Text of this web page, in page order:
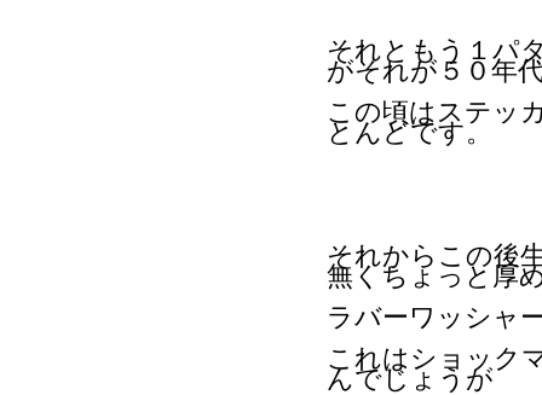
それともう１パ
がそれが５０年
この頃はステッ
とんどです。
それからこの後
無くちょっと厚
ラバーワッシャ
これはショック
んでじょうが